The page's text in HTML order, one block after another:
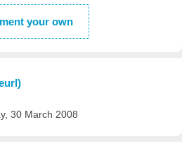
your own
30 March 2008